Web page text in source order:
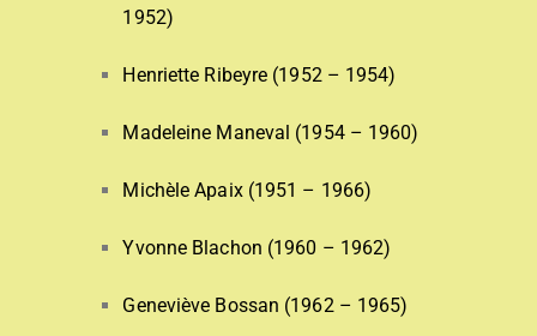
1952)
Henriette Ribeyre (1952 – 1954)
Madeleine Maneval (1954 – 1960)
Michèle Apaix (1951 – 1966)
Yvonne Blachon (1960 – 1962)
Geneviève Bossan (1962 – 1965)